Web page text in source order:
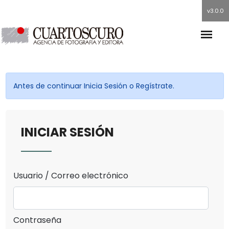
v3.0.0
Antes de continuar Inicia Sesión o Regístrate.
INICIAR SESIÓN
Usuario / Correo electrónico
Contraseña